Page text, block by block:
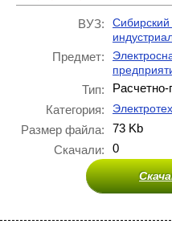
ВУЗ:
Сибирский
Предмет:
Тип:
Категория:
Размер файла:
73 Kb
Скачали:
0